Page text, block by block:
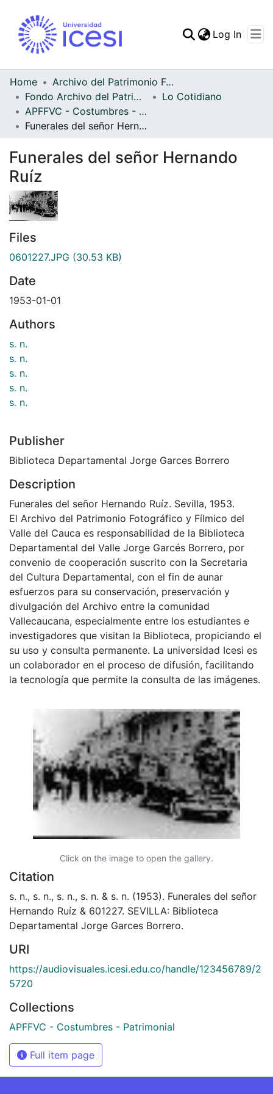
Statistics
Log In
Home
Archivo del Patrimonio Fotográfico y Fílmico del Valle del Cauca
Fondo Archivo del Patrimonio Fotográfico y Fílmico del Valle del Cauca
Lo Cotidiano
APFFVC - Costumbres - Patrimonial
Funerales del señor Hernando Ruíz
Funerales del señor Hernando
Ruíz
Files
0601227.JPG (30.53 KB)
Date
1953-01-01
Authors
s. n.
s. n.
s. n.
s. n.
s. n.
Publisher
Biblioteca Departamental Jorge Garces Borrero
Description
Funerales del señor Hernando Ruíz. Sevilla, 1953.
El Archivo del Patrimonio Fotográfico y Fílmico del
Valle del Cauca es responsabilidad de la Biblioteca
Departamental del Valle Jorge Garcés Borrero, por
convenio de cooperación suscrito con la Secretaria
del Cultura Departamental, con el fin de aunar
esfuerzos para su conservación, preservación y
divulgación del Archivo entre la comunidad
Vallecaucana, especialmente entre los estudiantes e
investigadores que visitan la Biblioteca, propiciando el
su uso y consulta permanente. La universidad Icesi es
un colaborador en el proceso de difusión, facilitando
la tecnología que permite la consulta de las imágenes.
Click on the image to open the gallery.
Citation
s. n., s. n., s. n., s. n. & s. n. (1953). Funerales del señor
Hernando Ruíz & 601227. SEVILLA: Biblioteca
Departamental Jorge Garces Borrero.
URI
https://audiovisuales.icesi.edu.co/handle/123456789/2
5720
Collections
APFFVC - Costumbres - Patrimonial
Full item page